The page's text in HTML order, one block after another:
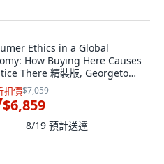
Ethics in a Global
How Buying Here Causes
There 精裝版, Georgetown
Press, 英文
扣價$7,059
$6,859
8/19 預計送達